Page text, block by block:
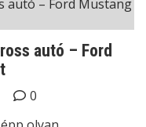
autó – Ford
0